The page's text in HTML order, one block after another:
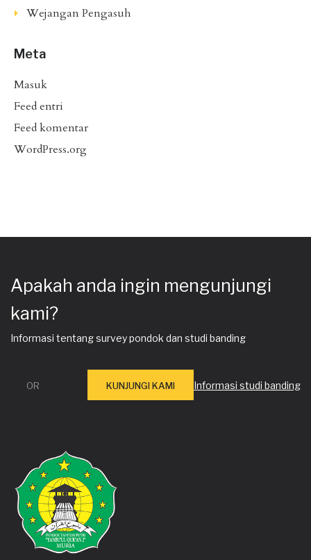
Wejangan Pengasuh
Meta
Masuk
Feed entri
Feed komentar
WordPress.org
Apakah anda ingin mengunjungi
kami?
Informasi tentang survey pondok dan studi banding
Informasi studi banding
OR KUNJUNGI KAMI